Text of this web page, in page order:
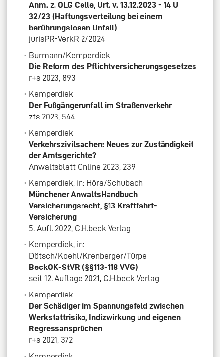
Anm. z. OLG Celle, Urt. v. 13.12.2023 - 14 U
32/23 (Haftungsverteilung bei einem
berührungslosen Unfall)
jurisPR-VerkR 2/2024
Burmann/Kemperdiek
Die Reform des Pflichtversicherungsgesetzes
r+s 2023, 893
Kemperdiek
Der Fußgängerunfall im Straßenverkehr
zfs 2023, 544
Kemperdiek
Verkehrszivilsachen: Neues zur Zuständigkeit
der Amtsgerichte?
Anwaltsblatt Online 2023, 239
Kemperdiek, in: Höra/Schubach
Münchener AnwaltsHandbuch
Versicherungsrecht, §13 Kraftfahrt-
Versicherung
5. Aufl. 2022, C.H.beck Verlag
Kemperdiek, in:
Dötsch/Koehl/Krenberger/Türpe
BeckOK-StVR (§§113-118 VVG)
seit 12. Auflage 2021, C.H.beck Verlag
Kemperdiek
Der Schädiger im Spannungsfeld zwischen
Werkstattrisiko, Indizwirkung und eigenen
Regressansprüchen
r+s 2021, 372